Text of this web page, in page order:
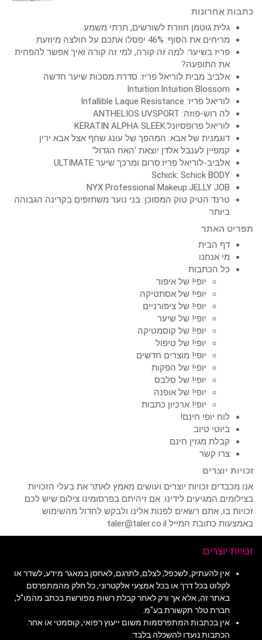
כתבות אחרונות
גלית גוטמן חוזרת לשורשים, תרתי משמע
מריחים את הסוף: 46% יפסלו אתכם על חולצה מיוזעת
פריז בשיער: למה זה קורה, למי זה קורה ואיך אפשר להפחית
את התופעה?
אלביב מבית לוריאל פריז: סדרת מסכות שיער חדשה
Intuition:Intuition Blossom
לוריאל פריז: Infallible Laque Resistance
לה רוש-פוזה: ANTHELIOS UVSPORT
לוריאל פרופסיונל:KERATIN ALPHA SLEEK
דוגמנית של אבא: המהפך של עונג שחף אצל אבא ירין
קמפיין לענבל אלדן יוצאת 'האח הגדול'
אלביב-לוריאל פריז:סרום ומרכך שיער ULTIMATE
Schick: Schick BODY
NYX Professional Makeup:JELLY JOB
טרנד הטיק טוק המסוכן: בני נוער משתזפים בקרינה הגבוהה
ביותר
תפריט האתר
דף הבית
מי אנחנו
כל הכתבות
יופי! של איפור
יופי! של אסתטיקה
יופי! של ציפורניים
יופי! של שיער
יופי! של קוסמטיקה
יופי! של טיפול
יופי! מוצרים חדשים
יופי! של הפקות
יופי! של סלבס
יופי! של אופנה
יופי! ארכיון כתבות
לוח יופי חינם!
ביוטי טיוב
קבלת מגזין חינם
צרו קשר
זכויות יוצרים
אנו מכבדים זכויות יוצרים ועושים מאמץ לאתר את בעלי הזכויות
בצילומים המגיעים לידינו. אם זיהיתם בפרסומינו צילום שיש לכם
זכויות בו, אתם רשאים לפנות אלינו ולבקש לחדול מהשימוש
באמצעות כתובת המייל taler@taler.co.il
זכויות יוצרים
אין להעתיק, לשכפל, לצלם, לתרגם, לאחסן במאגר מידע, לשדר או
לקלוט בכל דרך או בכל אמצעי אלקטרוני, כל חלק מהמתפרסם
באתר זה, אלא אך ורק לאחר קבלת רשות מפורשת בכתב מהמו"ל,
חברת טלר תקשורת בע"מ.
אין בכתבות המתפרסמות משום ייעוץ רפואי, קוסמטי או אחר.
הכתבות נועדו להשכלה בלבד.